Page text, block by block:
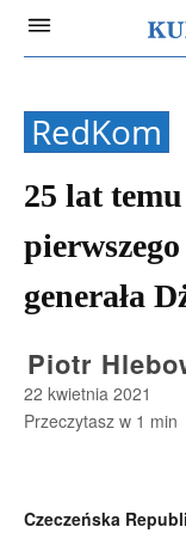
RedKom
25 lat
generała
Piotr
22 kwietnia 2021
Przeczytasz w 1 min
Czeczeńska